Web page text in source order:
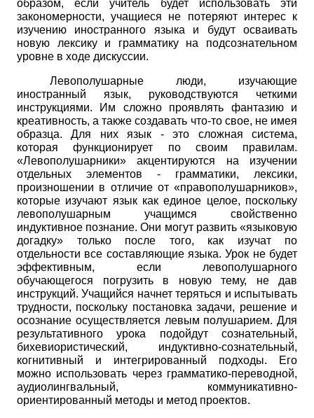
образом, если учитель будет использовать эти
закономерности, учащиеся не потеряют интерес к
изучению иностранного языка и будут осваивать
новую лексику и грамматику на подсознательном
уровне в ходе дискуссии.
Левополушарные люди, изучающие
иностранный язык, руководствуются четкими
инструкциями. Им сложно проявлять фантазию и
креативность, а также создавать что-то свое, не имея
образца. Для них язык - это сложная система,
которая функционирует по своим правилам.
«Левополушарники» акцентируются на изучении
отдельных элементов - грамматики, лексики,
произношении в отличие от «правополушарников»,
которые изучают язык как единое целое, поскольку
левополушарным учащимся свойственно
индуктивное познание. Они могут развить «языковую
догадку» только после того, как изучат по
отдельности все составляющие языка. Урок не будет
эффективным, если левополушарного
обучающегося погрузить в новую тему, не дав
инструкций. Учащийся начнет теряться и испытывать
трудности, поскольку постановка задачи, решение и
осознание осуществляется левым полушарием. Для
результативного урока подойдут сознательный,
бихевиористический, индуктивно-сознательный,
когнитивный и интегрированный подходы. Его
можно использовать через грамматико-переводной,
аудиолингвальный, коммуникативно-
ориентированный методы и метод проектов.